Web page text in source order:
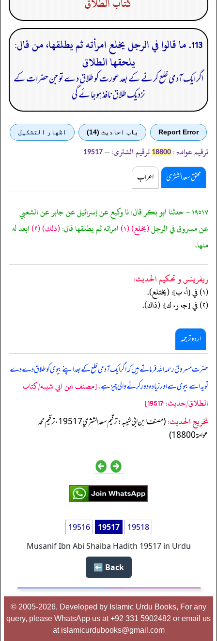
113. ما قالوا في الرجل يخلع امرأته ثم يطلقها، من قال:
يلحقها الطلاق
اگر ایک آدمی خلع کرنے کے بعد عورت کو طلاق دے تو جن حضرات کے
نزدیک طلاق نافذ ہوجائے گی
Report Error باب احادیث (14) اظهار التشكيل
ترقیم عوامۃ: 18800 ترقیم الشثری: --
19517
محقق سعد الشثری اعراب
١٩٥١٧ - حدثنا ابو بكر قال: نا وكيع عن إسرائيل عن جابر عن الشعبي
عن مسروق في الرجل(يخلع)(١) امراته ثم يطلقها قال:(ذلك)(٢) ابعد له
منها.
ريفرينس و تحكيم الحدیث:
(١) في [أ، ب]: (يختلع).
(٢) في [جـ، ز، ك]: (ذاك).
اردو ترجمہ
حضرت مسروق رحمہ اللہ فرماتے ہیں کہ اگر ایک آدمی خلع کے بعد اپنے بیوی کو طلاق دے دے
تو یہ اسے بیوی سے اور زیادہ دور کرنے والی چیز ہے۔[مصنف ابن ابي شيبه/كتاب
الطلاق/حدیث: 19517]
تخریج الحدیث:
(مصنف ابن ابي شيبه: ترقيم سعد الشثري 19517، ترقيم محمد
عوامة 18800)
19516 19517
19518
Musanif Ibn Abi Shaiba Hadith 19517 in Urdu
Back ⬅️
© 2005-2026, Developed by Islamic Urdu Books, For any
query, please WhatsApp us at +92 331 5902482 or email us
at islamicurdubooks@gmail.com